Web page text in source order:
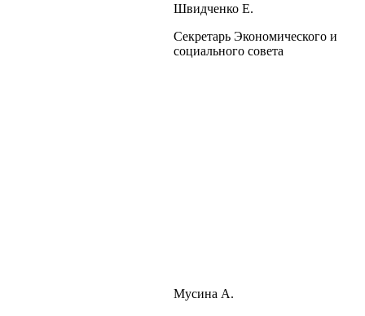
Швидченко Е.
Секретарь Экономического и
социального совета
Мусина А.